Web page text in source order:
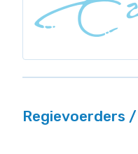
Regievoerders